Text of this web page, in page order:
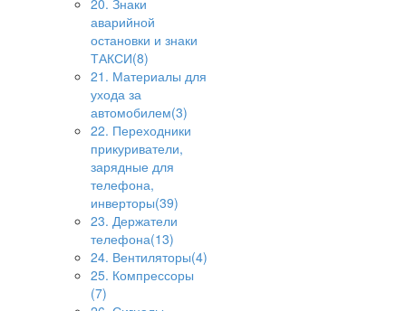
20. Знаки
аварийной
остановки и знаки
ТАКСИ(8)
21. Материалы для
ухода за
автомобилем(3)
22. Переходники
прикуриватели,
зарядные для
телефона,
инверторы(39)
23. Держатели
телефона(13)
24. Вентиляторы(4)
25. Компрессоры
(7)